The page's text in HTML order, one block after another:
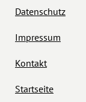
Datenschutz
Impressum
Kontakt
Startseite